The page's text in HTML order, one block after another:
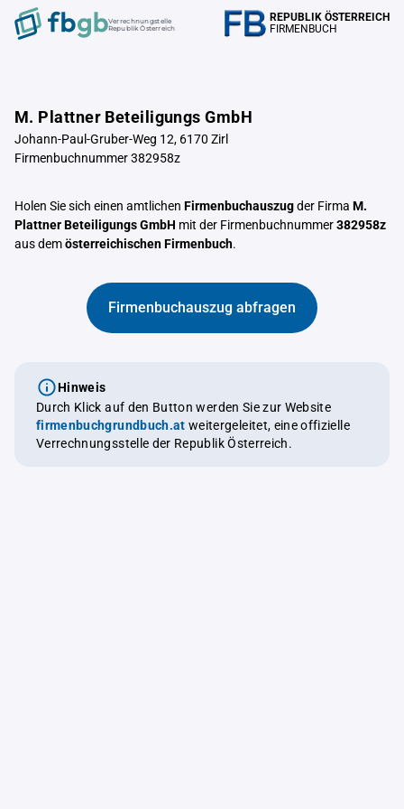
Verrechnungstelle
Republik Österreich
REPUBLIK ÖSTERREICH
FIRMENBUCH
M. Plattner Beteiligungs GmbH
Johann-Paul-Gruber-Weg 12, 6170 Zirl
Firmenbuchnummer 382958z
Holen Sie sich einen amtlichen Firmenbuchauszugder Firma M.
Plattner Beteiligungs GmbH mit der Firmenbuchnummer382958z
aus demösterreichischen Firmenbuch.
Firmenbuchauszug abfragen
Hinweis
Durch Klick auf den Button werden Sie zur Website
firmenbuchgrundbuch.at weitergeleitet, eine offizielle
Verrechnungsstelle der Republik Österreich.